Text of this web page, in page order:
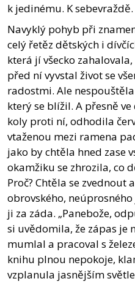
k jedinému. K sebevraždě.
Navyklý pohyb při
celý řetěz dětských i
která jí všecko
před ní vyvstal život se
radostmi. Ale
který se blížil. A přesně
koly proti ní, odhodila
vtaženou mezi ramena
jako by chtěla hned zase
okamžiku se zhrozila, co
Proč? Chtěla se zvednout
obrovského,
ji za záda. „Panebože,
si uvědomila, že zápas je
mumlal a pracoval s
knihu plnou nepokoje,
vzplanula jasnějším